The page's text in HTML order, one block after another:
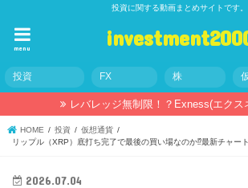
投資に関する動画まとめサイトです。
menu
投資 FX 株
レバレッジ無制限！？Exness(エクス
HOME 投資
仮想通貨
リップル（XRP）底打ち完了で最後の買い場なのか⁉最新チャー
2026.07.04